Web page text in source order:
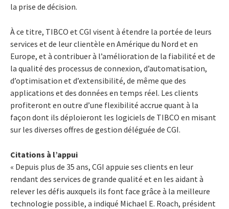
la prise de décision.
À ce titre, TIBCO et CGI visent à étendre la portée de leurs
services et de leur clientèle en Amérique du Nord et en
Europe, et à contribuer à l’amélioration de la fiabilité et de
la qualité des processus de connexion, d’automatisation,
d’optimisation et d’extensibilité, de même que des
applications et des données en temps réel. Les clients
profiteront en outre d’une flexibilité accrue quant à la
façon dont ils déploieront les logiciels de TIBCO en misant
sur les diverses offres de gestion déléguée de CGI.
Citations à l’appui
« Depuis plus de 35 ans, CGI appuie ses clients en leur
rendant des services de grande qualité et en les aidant à
relever les défis auxquels ils font face grâce à la meilleure
technologie possible, a indiqué Michael E. Roach, président